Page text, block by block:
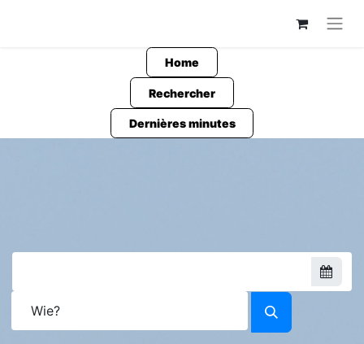
Home
Rechercher
Dernières minutes